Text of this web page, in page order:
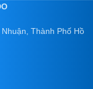
Thành Phố Hồ